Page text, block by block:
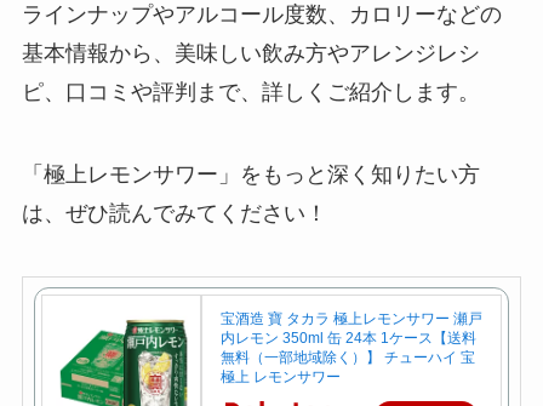
ラインナップやアルコール度数、カロリーなどの
基本情報から、美味しい飲み方やアレンジレシ
ピ、口コミや評判まで、詳しくご紹介します。
「極上レモンサワー」をもっと深く知りたい方
は、ぜひ読んでみてください！
宝酒造 寶 タカラ 極上レモンサワー 瀬戸
内レモン 350ml 缶 24本 1ケース【送料
無料（一部地域除く）】 チューハイ 宝
極上 レモンサワー